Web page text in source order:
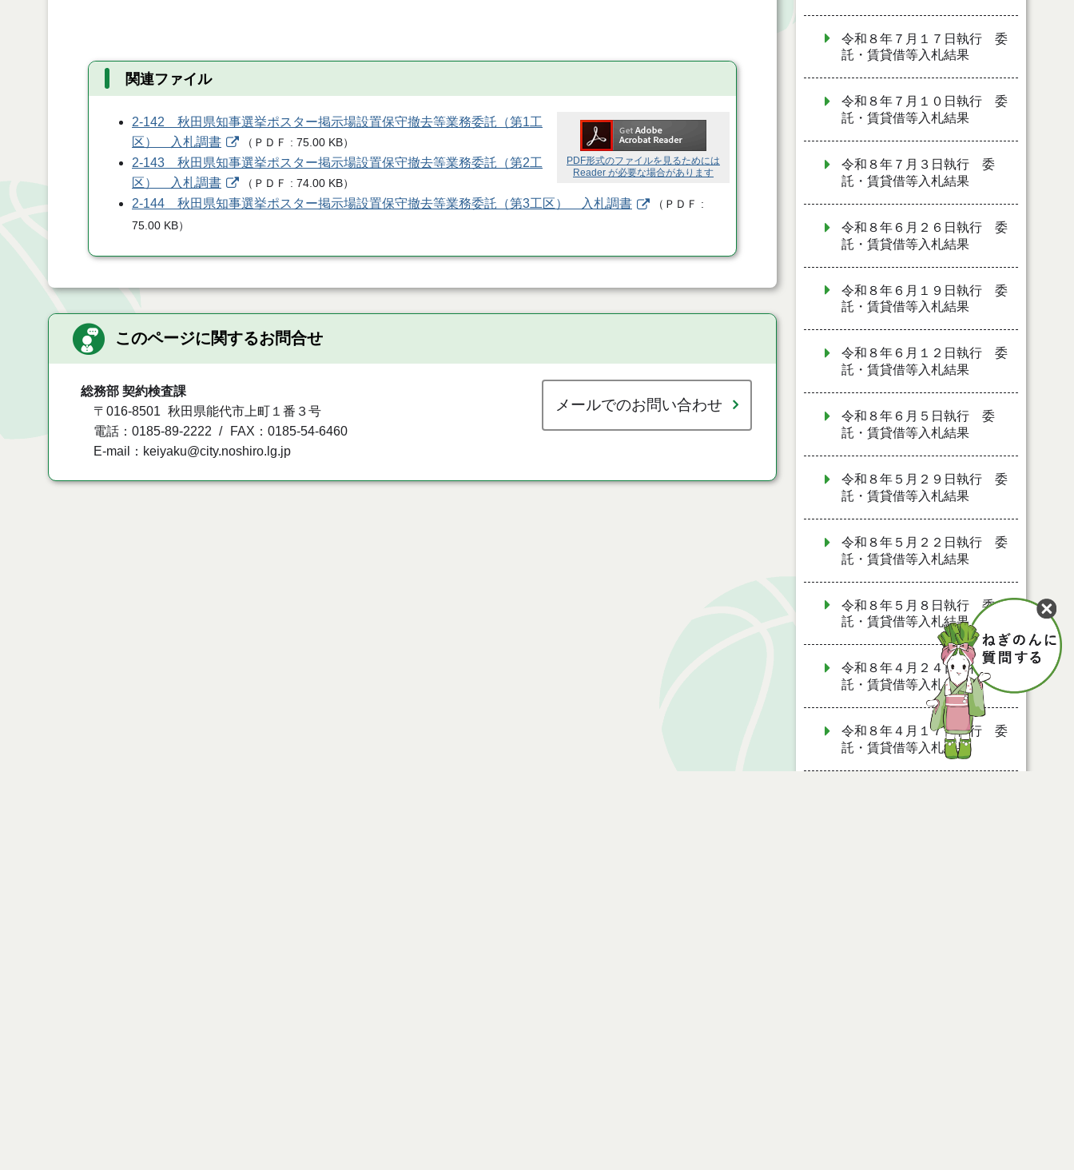
関連ファイル
PDF形式のファイルを見るためには
Reader が必要な場合があります
2-142 秋田県知事選挙ポスター掲示場設置保守撤去等業務委託（第1工
区） 入札調書
（ ＰＤＦ 75.00 KB）
2-143 秋田県知事選挙ポスター掲示場設置保守撤去等業務委託（第2工
区） 入札調書
（ ＰＤＦ 74.00 KB）
2-144 秋田県知事選挙ポスター掲示場設置保守撤去等業務委託（第3工区） 入札調書 （ ＰＤＦ
75.00 KB）
このページに関するお問合せ
総務部 契約検査課
〒016-8501
秋田県能代市上町１番３号
電話：0185-89-2222
FAX：0185-54-6460
E-mail：keiyaku@city.noshiro.lg.jp
メールでのお問い合わせ
令和８年７月１７日執行 委
託・賃貸借等入札結果
令和８年７月１０日執行 委
託・賃貸借等入札結果
令和８年７月３日執行 委
託・賃貸借等入札結果
令和８年６月２６日執行 委
託・賃貸借等入札結果
令和８年６月１９日執行 委
託・賃貸借等入札結果
令和８年６月１２日執行 委
託・賃貸借等入札結果
令和８年６月５日執行 委
託・賃貸借等入札結果
令和８年５月２９日執行 委
託・賃貸借等入札結果
令和８年５月２２日執行 委
託・賃貸借等入札結果
令和８年５月８日執行 委
託・賃貸借等入札結果
令和８年４月２４日執行 委
託・賃貸借等入札結果
令和８年４月１７日執行 委
託・賃貸借等入札結果